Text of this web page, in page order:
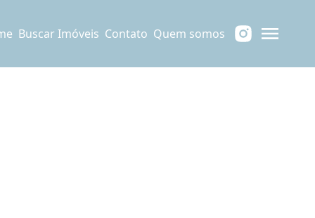
Buscar Imóveis Contato Quem somos